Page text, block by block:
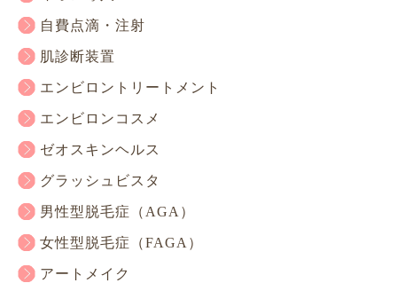
自費点滴・注射
肌診断装置
エンビロントリートメント
エンビロンコスメ
ゼオスキンヘルス
グラッシュビスタ
男性型脱毛症（AGA）
女性型脱毛症（FAGA）
アートメイク